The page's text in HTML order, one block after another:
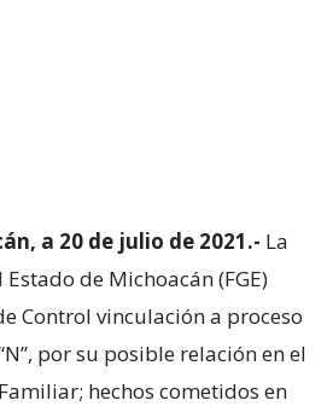
a 20 de julio de 2021.- La
de Michoacán (FGE)
Control vinculación a proceso
por su posible relación en el
hechos cometidos en